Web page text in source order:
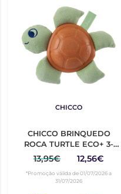
CHICCO
CHICCO BRINQUEDO
ROCA TURTLE ECO+ 3-
24M+
13,95€ 12,56€
*Promoção válida de 01/07/2026 a
31/07/2026